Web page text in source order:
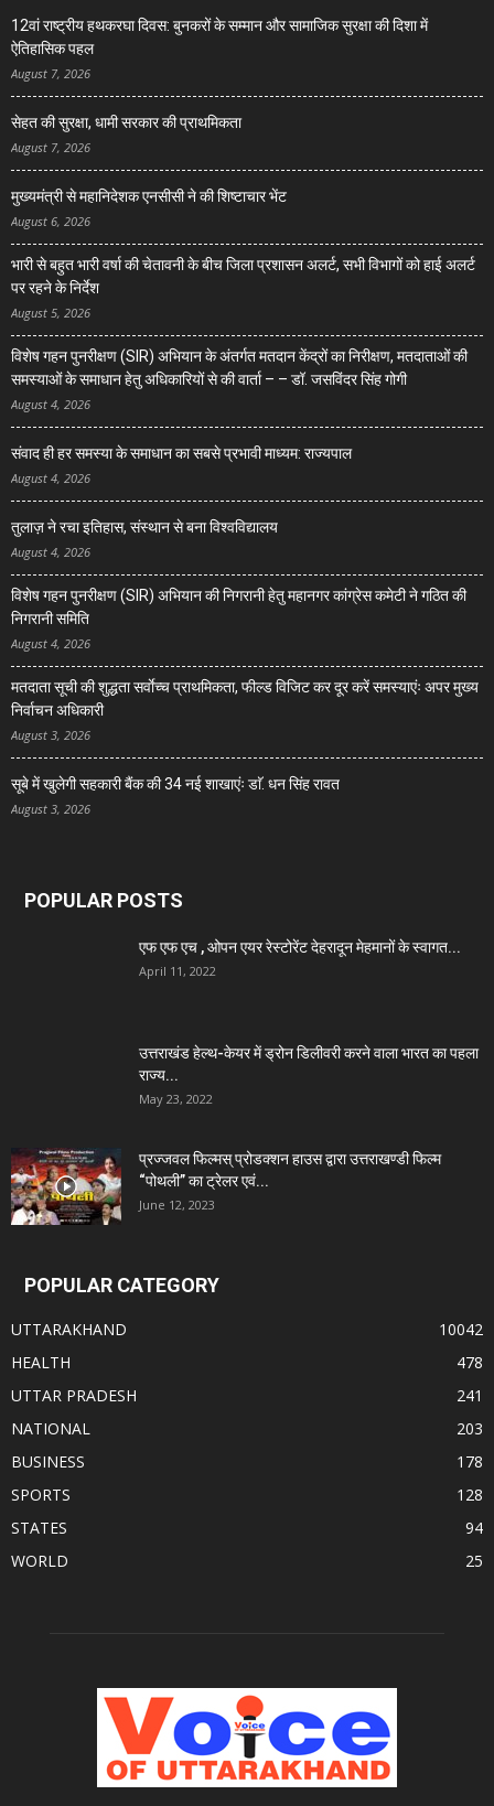
12वां राष्ट्रीय हथकरघा दिवस: बुनकरों के सम्मान और सामाजिक सुरक्षा की दिशा में
ऐतिहासिक पहल
August 7, 2026
सेहत की सुरक्षा, धामी सरकार की प्राथमिकता
August 7, 2026
मुख्यमंत्री से महानिदेशक एनसीसी ने की शिष्टाचार भेंट
August 6, 2026
भारी से बहुत भारी वर्षा की चेतावनी के बीच जिला प्रशासन अलर्ट, सभी विभागों को हाई अलर्ट
पर रहने के निर्देश
August 5, 2026
विशेष गहन पुनरीक्षण (SIR) अभियान के अंतर्गत मतदान केंद्रों का निरीक्षण, मतदाताओं की
समस्याओं के समाधान हेतु अधिकारियों से की वार्ता – – डॉ. जसविंदर सिंह गोगी
August 4, 2026
संवाद ही हर समस्या के समाधान का सबसे प्रभावी माध्यम: राज्यपाल
August 4, 2026
तुलाज़ ने रचा इतिहास, संस्थान से बना विश्वविद्यालय
August 4, 2026
विशेष गहन पुनरीक्षण (SIR) अभियान की निगरानी हेतु महानगर कांग्रेस कमेटी ने गठित की
निगरानी समिति
August 4, 2026
मतदाता सूची की शुद्धता सर्वाेच्च प्राथमिकता, फील्ड विजिट कर दूर करें समस्याएंः अपर मुख्य
निर्वाचन अधिकारी
August 3, 2026
सूबे में खुलेगी सहकारी बैंक की 34 नई शाखाएंः डाॅ. धन सिंह रावत
August 3, 2026
POPULAR POSTS
एफ एफ एच , ओपन एयर रेस्टोरेंट देहरादून मेहमानों के स्वागत...
April 11, 2022
उत्तराखंड हेल्थ-केयर में ड्रोन डिलीवरी करने वाला भारत का पहला
राज्य...
May 23, 2022
प्रज्जवल फिल्मस् प्रोडक्शन हाउस द्वारा उत्तराखण्डी फिल्म
“पोथली” का ट्रेलर एवं...
June 12, 2023
POPULAR CATEGORY
UTTARAKHAND
10042
HEALTH
478
UTTAR PRADESH
241
NATIONAL
203
BUSINESS
178
SPORTS
128
STATES
94
WORLD
25